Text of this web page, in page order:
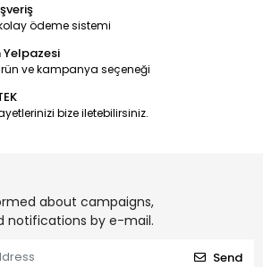
ödeme sistemi
Yelpazesi
ve kampanya seçeneği
bize iletebilirsiniz.
about campaigns,
notifications by e-mail.
Send